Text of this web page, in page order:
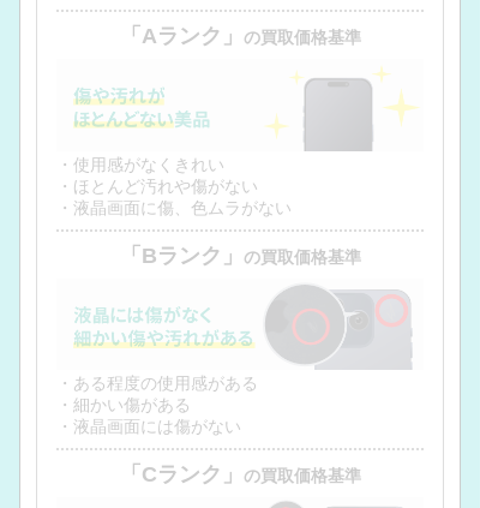
「Aランク」 の買取価格基準
・使用感がなくきれい
・ほとんど汚れや傷がない
・液晶画面に傷、色ムラがない
「Bランク」 の買取価格基準
・ある程度の使用感がある
・細かい傷がある
・液晶画面には傷がない
「Cランク」 の買取価格基準